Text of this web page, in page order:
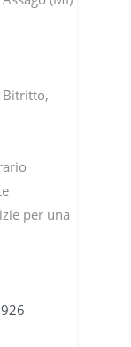
Bitritto,
per una
926